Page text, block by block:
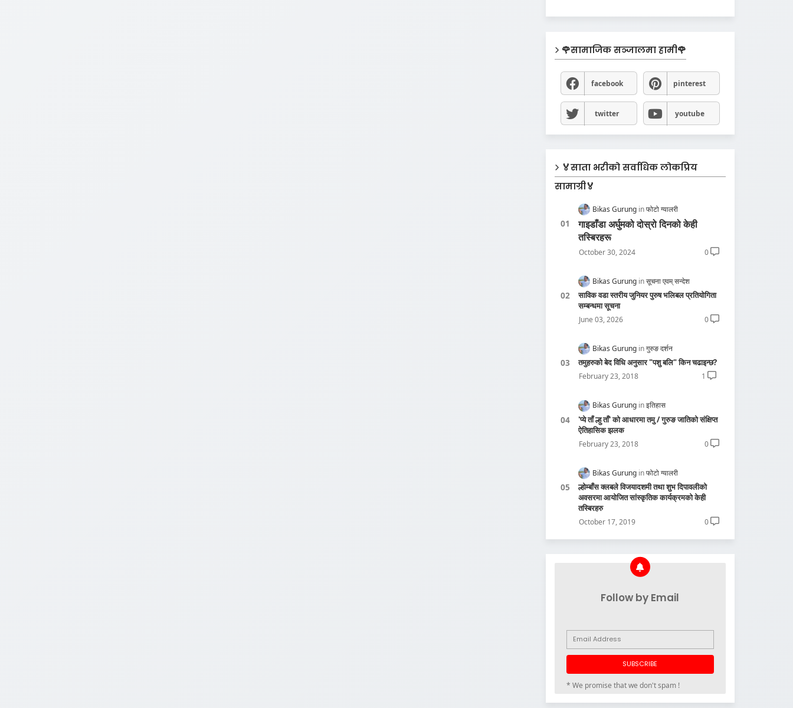
🌹सामाजिक सञ्जालमा हामी🌹
facebook pinterest
twitter youtube
🏅साता भरीको सर्वाधिक लोकप्रिय
सामाग्री🏅
Bikas Gurung फोटो ग्यालरी
गाइडाँडा अर्घुमको दोस्रो दिनको केही
तस्बिरहरू
October 30, 2024 0
Bikas Gurung सूचना एवम् सन्देश
साविक वडा स्तरीय जुनियर पुरुष भलिबल प्रतियोगिता
सम्बन्धमा सूचना
June 03, 2026 0
Bikas Gurung गुरुङ दर्शन
तमुहरुको बेद विधि अनुसार "पशु बलि" किन चढाइन्छ?
February 23, 2018 1
Bikas Gurung इतिहास
'प्ये ताँ ल्हु ताँ' को आधारमा तमु / गुरुङ जातिको संक्षिप्त
ऐतिहासिक झलक
February 23, 2018 0
Bikas Gurung फोटो ग्यालरी
ल्होम्बाँस क्लबले विजयादशमी तथा शुभ दिपावलीको
अवसरमा आयोजित सांस्कृतिक कार्यक्रमको केही
तस्बिरहरु
October 17, 2019 0
Follow by Email
* We promise that we don't spam !